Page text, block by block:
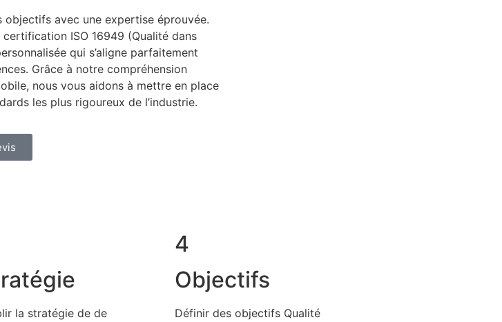
avec une expertise éprouvée.
ISO 16949 (Qualité dans
qui s’aligne parfaitement
Grâce à notre compréhension
nous vous aidons à mettre en place
les plus rigoureux de l’industrie.
la stratégie de de
4
Objectifs
Définir des objectifs Qualité